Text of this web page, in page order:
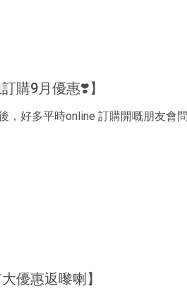
購9月優惠❣️】
，好多平時online 訂購開嘅朋友會
優惠返嚟喇】